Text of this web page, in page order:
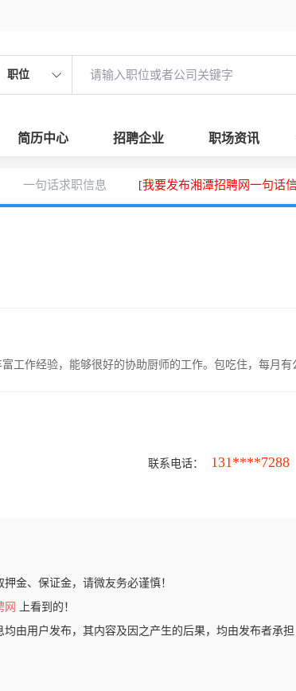
职位
简历中心 招聘企业 职场资讯
一句话求职信息 [我要发布湘潭招聘网一句话
工作经验，能够很好的协助厨师的工作。包吃住，每月有
联系电话： 131****7288
金、保证金，请微友务必谨慎！
网
上看到的！
由用户发布，其内容及因之产生的后果，均由发布者承担